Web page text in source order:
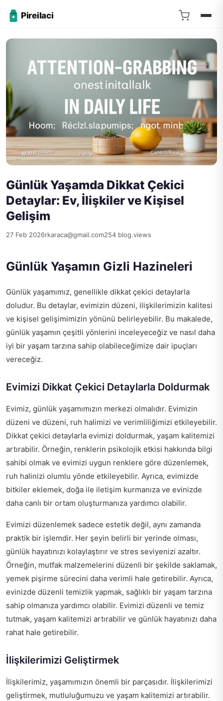
Pireilaci
Günlük Yaşamda Dikkat Çekici
Detaylar: Ev, İlişkiler ve Kişisel
Gelişim
27 Feb 2026rkaraca@gmail.com254 blog.views
Günlük Yaşamın Gizli Hazineleri
Günlük yaşamımız, genellikle dikkat çekici detaylarla
doludur. Bu detaylar, evimizin düzeni, ilişkilerimizin kalitesi
ve kişisel gelişimimizin yönünü belirleyebilir. Bu makalede,
günlük yaşamın çeşitli yönlerini inceleyeceğiz ve nasıl daha
iyi bir yaşam tarzına sahip olabileceğimize dair ipuçları
vereceğiz.
Evimizi Dikkat Çekici Detaylarla Doldurmak
Evimiz, günlük yaşamımızın merkezi olmalıdır. Evimizin
düzeni ve düzeni, ruh halimizi ve verimliliğimizi etkileyebilir.
Dikkat çekici detaylarla evimizi doldurmak, yaşam kalitemizi
artırabilir. Örneğin, renklerin psikolojik etkisi hakkında bilgi
sahibi olmak ve evimizi uygun renklere göre düzenlemek,
ruh halinizi olumlu yönde etkileyebilir. Ayrıca, evimizde
bitkiler eklemek, doğa ile iletişim kurmanıza ve evinizde
daha canlı bir ortam oluşturmanıza yardımcı olabilir.
Evimizi düzenlemek sadece estetik değil, aynı zamanda
praktik bir işlemdir. Her şeyin belirli bir yerinde olması,
günlük hayatınızı kolaylaştırır ve stres seviyenizi azaltır.
Örneğin, mutfak malzemelerini düzenli bir şekilde saklamak,
yemek pişirme sürecini daha verimli hale getirebilir. Ayrıca,
evinizde düzenli temizlik yapmak, sağlıklı bir yaşam tarzına
sahip olmanıza yardımcı olabilir. Evimizi düzenli ve temiz
tutmak, yaşam kalitemizi artırabilir ve günlük hayatınızı daha
rahat hale getirebilir.
İlişkilerimizi Geliştirmek
İlişkilerimiz, yaşamımızın önemli bir parçasıdır. İlişkilerimizi
geliştirmek, mutluluğumuzu ve yaşam kalitemizi artırabilir.